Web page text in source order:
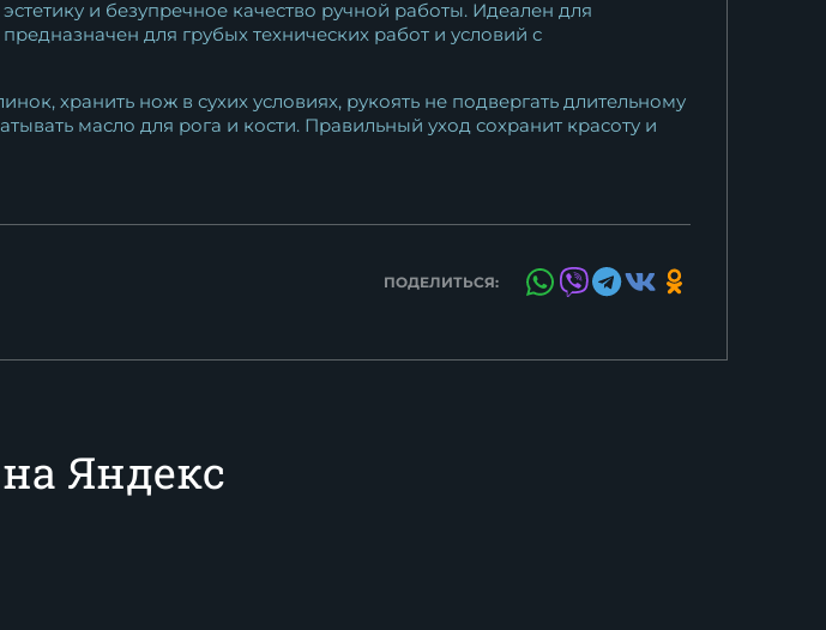
и безупречное качество ручной работы. Идеален для
для грубых технических работ и условий с
хранить нож в сухих условиях, рукоять не подвергать длительному
масло для рога и кости. Правильный уход сохранит красоту и
ПОДЕЛИТЬСЯ:
Яндекс